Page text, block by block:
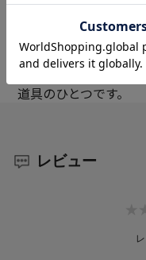
●茶筅
野点茶筅。80本立。
道具のひとつです。
レビュー